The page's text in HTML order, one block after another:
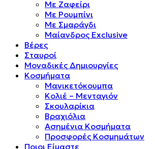
Με Ζαφείρι
Με Ρουμπίνι
Με Σμαράγδι
Μαίανδρος Exclusive
Βέρες
Σταυροί
Μοναδικές Δημιουργίες
Κοσμήματα
Μανικετόκουμπα
Κολιέ – Μενταγιόν
Σκουλαρίκια
Βραχιόλια
Ασημένια Κοσμήματα
Προσφορές Κοσμημάτων
Ποιοι Είμαστε